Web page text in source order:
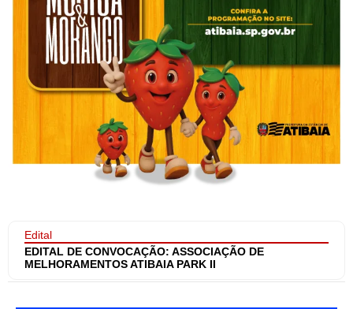
Edital
EDITAL DE CONVOCAÇÃO: ASSOCIAÇÃO DE
MELHORAMENTOS ATIBAIA PARK II